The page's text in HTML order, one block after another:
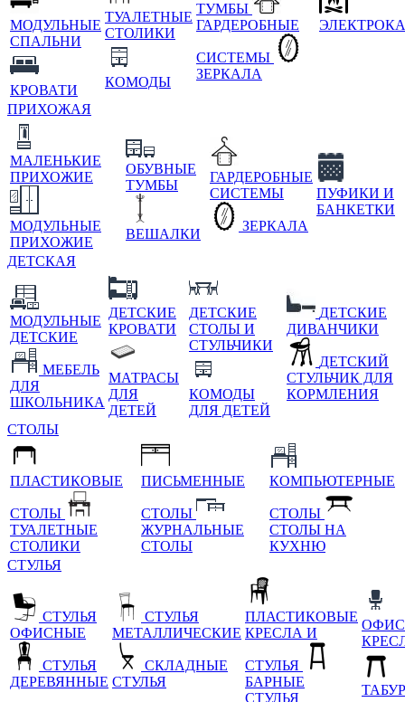
МОДУЛЬНЫЕ
СПАЛЬНИ
КРОВАТИ
ТУАЛЕТНЫЕ
СТОЛИКИ
КОМОДЫ
ТУМБЫ
ГАРДЕРОБНЫЕ
СИСТЕМЫ
ЗЕРКАЛА
ПРИХОЖАЯ
МАЛЕНЬКИЕ
ПРИХОЖИЕ
МОДУЛЬНЫЕ
ПРИХОЖИЕ
ОБУВНЫЕ
ТУМБЫ
ВЕШАЛКИ
ГАРДЕРОБНЫЕ
СИСТЕМЫ
ЗЕРКАЛА
ПУФИКИ И
БАНКЕТКИ
ДЕТСКАЯ
МОДУЛЬНЫЕ
ДЕТСКИЕ
МЕБЕЛЬ
ДЛЯ
ШКОЛЬНИКА
ДЕТСКИЕ
КРОВАТИ
МАТРАСЫ
ДЛЯ
ДЕТЕЙ
ДЕТСКИЕ
СТОЛЫ И
СТУЛЬЧИКИ
КОМОДЫ
ДЛЯ ДЕТЕЙ
ДЕТСКИЕ
ДИВАНЧИКИ
ДЕТСКИЙ
СТУЛЬЧИК ДЛЯ
КОРМЛЕНИЯ
СТОЛЫ
ПЛАСТИКОВЫЕ
СТОЛЫ
ТУАЛЕТНЫЕ
СТОЛИКИ
ПИСЬМЕННЫЕ
СТОЛЫ
ЖУРНАЛЬНЫЕ
СТОЛЫ
КОМПЬЮТЕРНЫЕ
СТОЛЫ
СТОЛЫ НА
КУХНЮ
СТУЛЬЯ
СТУЛЬЯ
ОФИСНЫЕ
СТУЛЬЯ
ДЕРЕВЯННЫЕ
СТУЛЬЯ
МЕТАЛЛИЧЕСКИЕ
СКЛАДНЫЕ
СТУЛЬЯ
ПЛАСТИКОВЫЕ
КРЕСЛА И
СТУЛЬЯ
БАРНЫЕ
СТУЛЬЯ